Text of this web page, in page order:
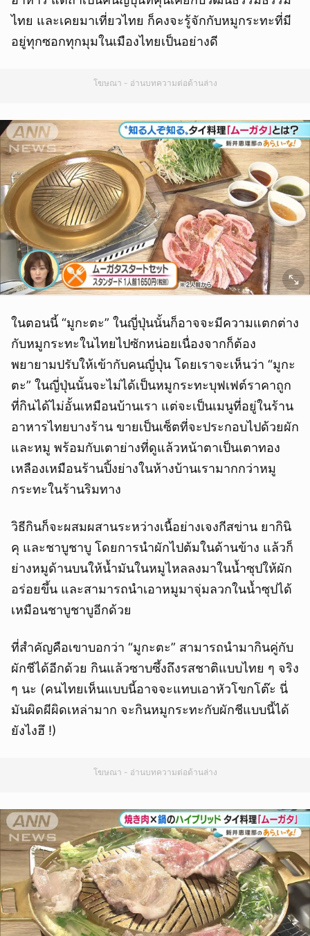
ไทย และเคยมาเที่ยวไทย ก็คงจะรู้จักกับหมูกระทะที่มี
อยู่ทุกซอกทุกมุมในเมืองไทยเป็นอย่างดี
โฆษณา - อ่านบทความต่อด้านล่าง
ในตอนนี้ “มูกะตะ” ในญี่ปุ่นนั้นก็อาจจะมีความแตกต่าง
กับหมูกระทะในไทยไปซักหน่อยเนื่องจากก็ต้อง
พยายามปรับให้เข้ากับคนญี่ปุ่น โดยเราจะเห็นว่า “มูกะ
ตะ” ในญี่ปุ่นนั้นจะไม่ได้เป็นหมูกระทะบุฟเฟต์ราคาถูก
ที่กินได้ไม่อั้นเหมือนบ้านเรา แต่จะเป็นเมนูที่อยู่ในร้าน
อาหารไทยบางร้าน ขายเป็นเซ็ตที่จะประกอบไปด้วยผัก
และหมู พร้อมกับเตาย่างที่ดูแล้วหน้าตาเป็นเตาทอง
เหลืองเหมือนร้านปิ้งย่างในห้างบ้านเรามากกว่าหมู
กระทะในร้านริมทาง
วิธีกินก็จะผสมผสานระหว่างเนื้อย่างเจงกีสข่าน ยากินิ
คุ และชาบูชาบู โดยการนำผักไปต้มในด้านข้าง แล้วก็
ย่างหมูด้านบนให้น้ำมันในหมูไหลลงมาในน้ำซุปให้ผัก
อร่อยขึ้น และสามารถนำเอาหมูมาจุ่มลวกในน้ำซุปได้
เหมือนชาบูชาบูอีกด้วย
ที่สำคัญคือเขาบอกว่า “มูกะตะ” สามารถนำมากินคู่กับ
ผักชีได้อีกด้วย กินแล้วซาบซึ้งถึงรสชาติแบบไทย ๆ จริง
ๆ นะ (คนไทยเห็นแบบนี้อาจจะแทบเอาหัวโขกโต๊ะ นี่
มันผิดผีผิดเหล่ามาก จะกินหมูกระทะกับผักชีแบบนี้ได้
ยังไงฮึ !)
โฆษณา - อ่านบทความต่อด้านล่าง